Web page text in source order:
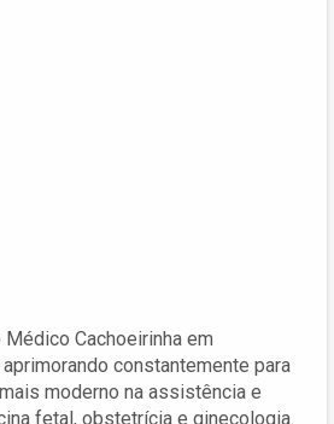
Cachoeirinha em
constantemente para
moderno na assistência e
fetal, obstetrícia e ginecologia.